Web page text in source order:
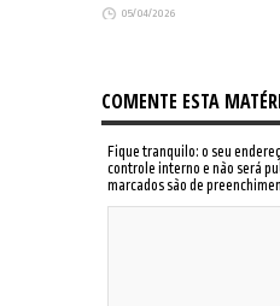
05/04/2026
COMENTE ESTA
Fique tranquilo: o seu
controle interno e não será
marcados são de